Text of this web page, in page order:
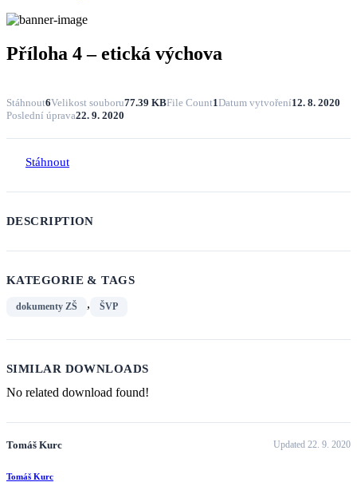
Příloha 4 – etická výchova
Stáhnout6Velikost souboru77.39 KBFile Count1Datum vytvoření12. 8. 2020
Poslední úprava22. 9. 2020
Stáhnout
DESCRIPTION
KATEGORIE & TAGS
dokumenty ZŠ , ŠVP
SIMILAR DOWNLOADS
No related download found!
Tomáš Kurc Updated 22. 9. 2020
Tomáš Kurc